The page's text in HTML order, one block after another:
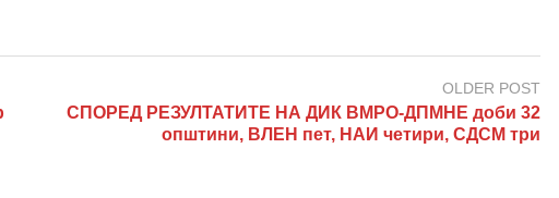
OLDER POST
СПОРЕД РЕЗУЛТАТИТЕ НА ДИК ВМРО-ДПМНЕ доби 32
општини, ВЛЕН пет, НАИ четири, СДСМ три